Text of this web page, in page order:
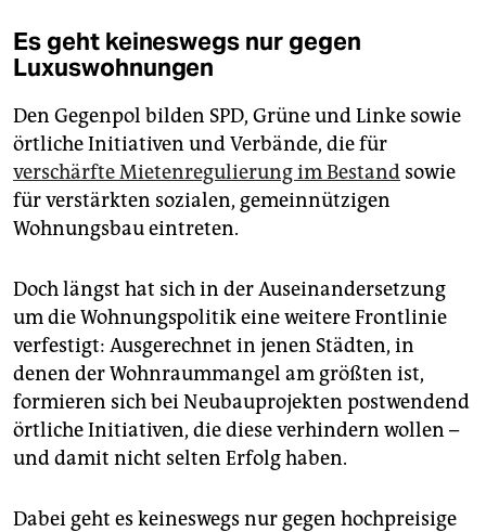
Es geht keineswegs nur gegen
Luxuswohnungen
Den Gegenpol bilden SPD, Grüne und Linke sowie
örtliche Initiativen und Verbände, die für
verschärfte Mietenregulierung im Bestand sowie
für verstärkten sozialen, gemeinnützigen
Wohnungsbau eintreten.
Doch längst hat sich in der Auseinandersetzung
um die Wohnungspolitik eine weitere Frontlinie
verfestigt: Ausgerechnet in jenen Städten, in
denen der Wohnraummangel am größten ist,
formieren sich bei Neubauprojekten postwendend
örtliche Initiativen, die diese verhindern wollen –
und damit nicht selten Erfolg haben.
Dabei geht es keineswegs nur gegen hochpreisige